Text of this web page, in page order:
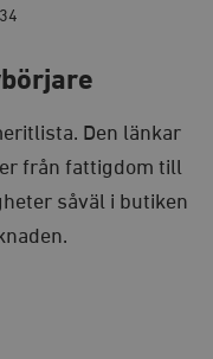
Den länkar
från fattigdom till
såväl i butiken